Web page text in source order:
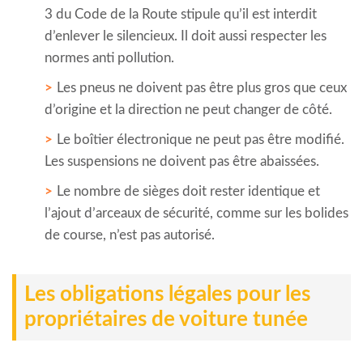
3 du Code de la Route stipule qu’il est interdit
d’enlever le silencieux. Il doit aussi respecter les
normes anti pollution.
Les pneus ne doivent pas être plus gros que ceux
d’origine et la direction ne peut changer de côté.
Le boîtier électronique ne peut pas être modifié.
Les suspensions ne doivent pas être abaissées.
Le nombre de sièges doit rester identique et
l’ajout d’arceaux de sécurité, comme sur les bolides
de course, n’est pas autorisé.
Les obligations légales pour les
propriétaires de voiture tunée